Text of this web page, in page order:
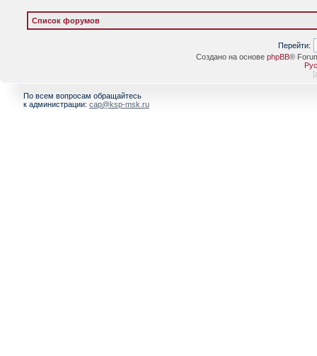
Список форумов
Перейти:
Создано на основе phpBB®
[
По всем вопросам обращайтесь
к администрации: cap@ksp-msk.ru